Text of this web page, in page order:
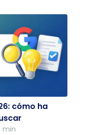
cómo ha
min